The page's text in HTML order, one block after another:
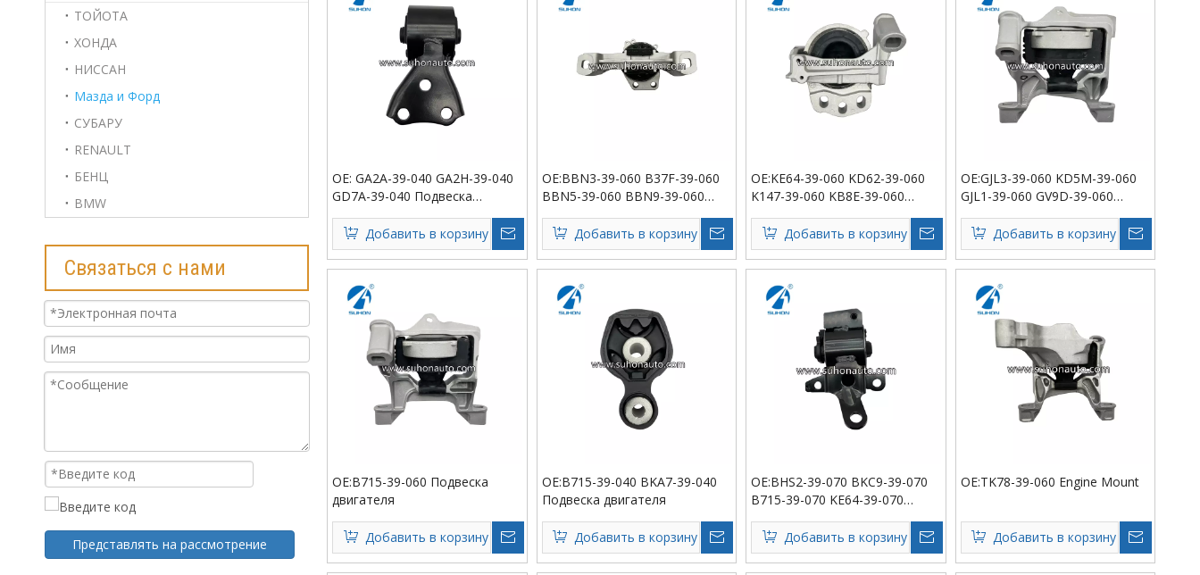
ТОЙОТА
ХОНДА
НИССАН
Мазда и Форд
СУБАРУ
RENAULT
БЕНЦ
BMW
Связаться с нами
Представлять на рассмотрение
OE: GA2A-39-040 GA2H-39-040
GD7A-39-040 Подвеска
двигателя
Добавить в корзину
OE:BBN3-39-060 B37F-39-060
BBN5-39-060 BBN9-39-060
Подвеска двигателя
Добавить в корзину
OE:KE64-39-060 KD62-39-060
K147-39-060 KB8E-39-060
Подвеска двигателя
Добавить в корзину
OE:GJL3-39-060 KD5M-39-060
GJL1-39-060 GV9D-39-060
Подвеска двигателя
Добавить в корзину
OE:B715-39-060 Подвеска
двигателя
Добавить в корзину
OE:B715-39-040 BKA7-39-040
Подвеска двигателя
Добавить в корзину
OE:BHS2-39-070 BKC9-39-070
B715-39-070 KE64-39-070
Engine Mount
Добавить в корзину
OE:TK78-39-060 Engine Mount
Добавить в корзину